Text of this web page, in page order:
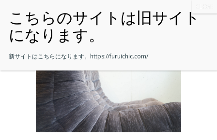
新サイトはこちらになります。 https://furuichic.com/